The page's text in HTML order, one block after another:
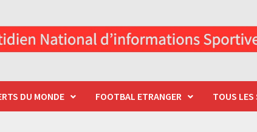
DU MONDE FOOTBAL ETRANGER TOUS LES